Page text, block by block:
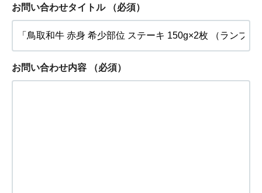
お問い合わせタイトル （必須）
お問い合わせ内容 （必須）